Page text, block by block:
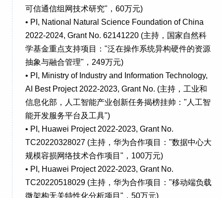
可信通信组网技术研究"，60万元)
• PI, National Natural Science Foundation of China
2022-2024, Grant No. 62141220 (主持，国家自然科
学基金重点支持项目："泛在操作系统异构硬件的资源
抽象与融合管理"，249万元)
• PI, Ministry of Industry and Information Technology,
AI Best Project 2022-2023, Grant No. (主持，工业和
信息化部，人工智能产业创新任务揭榜挂帅："人工智
能开发服务平台及工具")
• PI, Huawei Project 2022-2023, Grant No.
TC20220328027 (主持，华为合作项目："数据中心大
规模容损网络技术合作项目"，100万元)
• PI, Huawei Project 2022-2023, Grant No.
TC20220518029 (主持，华为合作项目："移动端负载
微架构无关特性化分析项目"，50万元)